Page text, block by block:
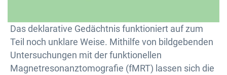
Das deklarative Gedächtnis funktioniert auf zum
Teil noch unklare Weise. Mithilfe von bildgebenden
Untersuchungen mit der funktionellen
Magnetresonanztomografie (fMRT) lassen sich die